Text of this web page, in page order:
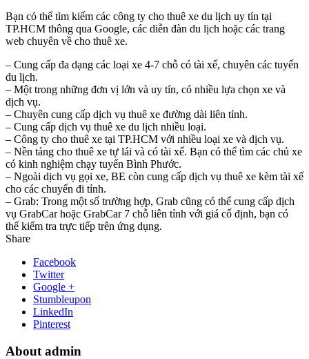
Bạn có thể tìm kiếm các công ty cho thuê xe du lịch uy tín tại
TP.HCM thông qua Google, các diễn đàn du lịch hoặc các trang
web chuyên về cho thuê xe.
– Cung cấp đa dạng các loại xe 4-7 chỗ có tài xế, chuyên các tuyến
du lịch.
– Một trong những đơn vị lớn và uy tín, có nhiều lựa chọn xe và
dịch vụ.
– Chuyên cung cấp dịch vụ thuê xe đường dài liên tỉnh.
– Cung cấp dịch vụ thuê xe du lịch nhiều loại.
– Công ty cho thuê xe tại TP.HCM với nhiều loại xe và dịch vụ.
– Nền tảng cho thuê xe tự lái và có tài xế. Bạn có thể tìm các chủ xe
có kinh nghiệm chạy tuyến Bình Phước.
– Ngoài dịch vụ gọi xe, BE còn cung cấp dịch vụ thuê xe kèm tài xế
cho các chuyến đi tỉnh.
– Grab: Trong một số trường hợp, Grab cũng có thể cung cấp dịch
vụ GrabCar hoặc GrabCar 7 chỗ liên tỉnh với giá cố định, bạn có
thể kiểm tra trực tiếp trên ứng dụng.
Share
Facebook
Twitter
Google +
Stumbleupon
LinkedIn
Pinterest
About admin